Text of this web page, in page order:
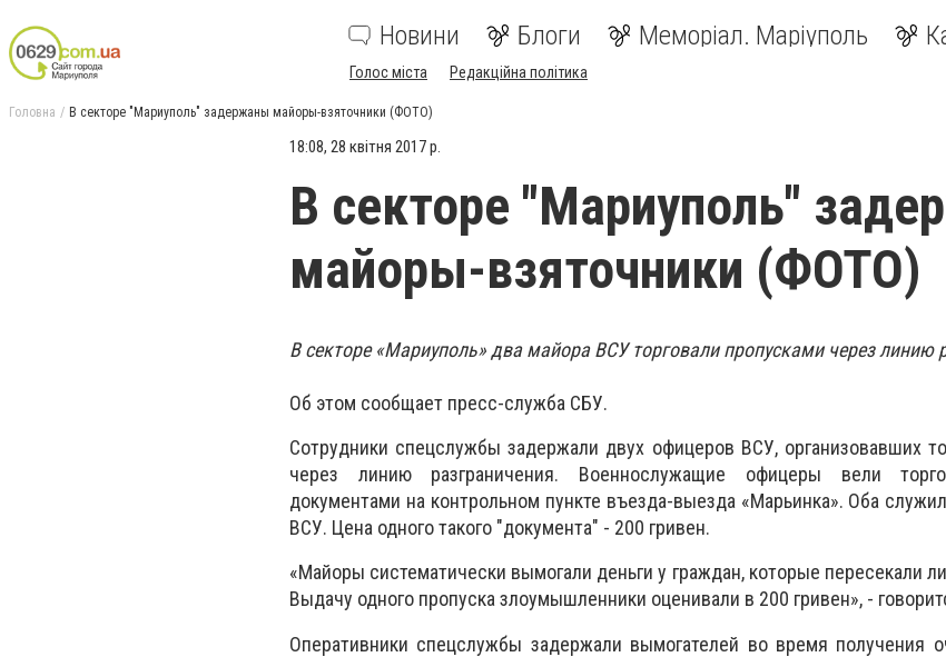
Новини Блоги Меморіал. Маріуполь
Голос міста Редакційна політика
Головна В секторе "Мариуполь" задержаны майоры-взяточники (ФОТО)
18:08, 28 квітня 2017 р.
В секторе "Мариуполь"
майоры-взяточники (ФОТО)
В секторе «Мариуполь» два майора ВСУ торговали пропусками через линию
Об этом сообщает пресс-служба СБУ.
Сотрудники спецслужбы задержали двух офицеров ВСУ, организовавших
через линию разграничения. Военнослужащие офицеры вели
документами на контрольном пункте въезда-выезда «Марьинка». Оба
ВСУ. Цена одного такого "документа" - 200 гривен.
«Майоры систематически вымогали деньги у граждан, которые пересекали
Выдачу одного пропуска злоумышленники оценивали в 200 гривен», -
Оперативники спецслужбы задержали вымогателей во время получения